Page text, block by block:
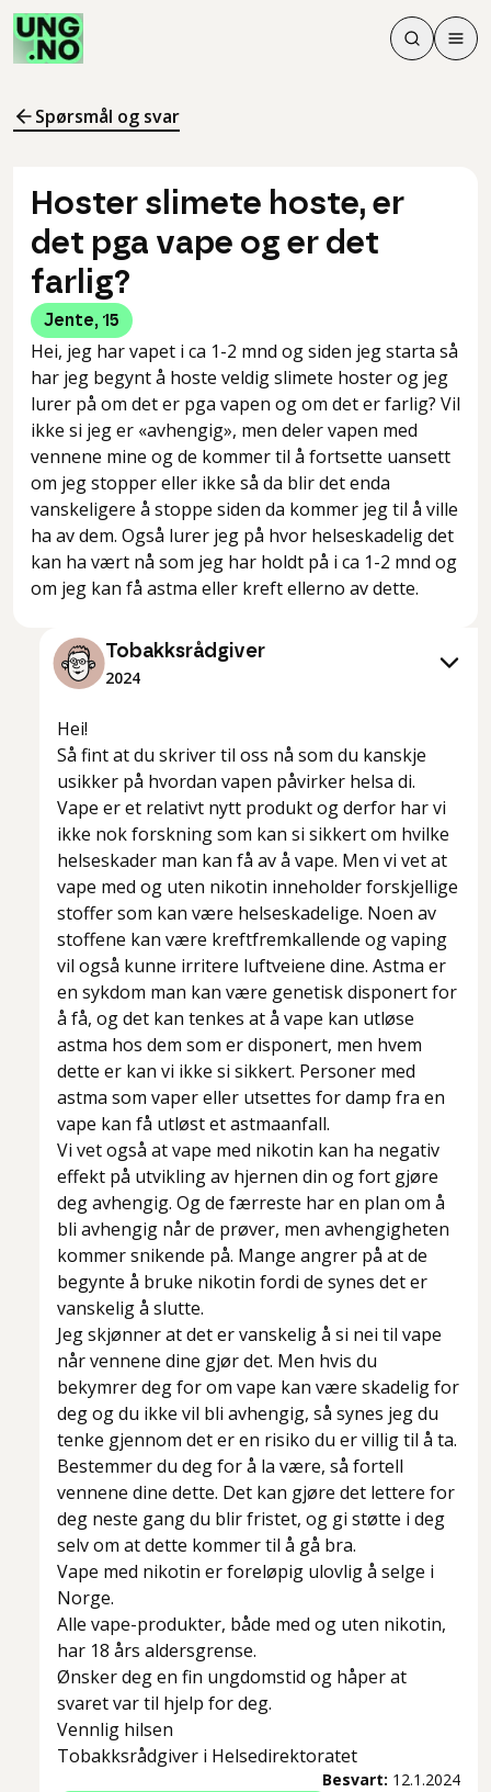
Søk
Søk
Meny
Spørsmål og svar
Hoster slimete hoste, er
det pga vape og er det
farlig?
Jente, 15
Hei, jeg har vapet i ca 1-2 mnd og siden jeg starta så
har jeg begynt å hoste veldig slimete hoster og jeg
lurer på om det er pga vapen og om det er farlig? Vil
ikke si jeg er «avhengig», men deler vapen med
vennene mine og de kommer til å fortsette uansett
om jeg stopper eller ikke så da blir det enda
vanskeligere å stoppe siden da kommer jeg til å ville
ha av dem. Også lurer jeg på hvor helseskadelig det
kan ha vært nå som jeg har holdt på i ca 1-2 mnd og
om jeg kan få astma eller kreft ellerno av dette.
Tobakksrådgiver
2024
Hei!
Så fint at du skriver til oss nå som du kanskje
usikker på hvordan vapen påvirker helsa di.
Vape er et relativt nytt produkt og derfor har vi
ikke nok forskning som kan si sikkert om hvilke
helseskader man kan få av å vape. Men vi vet at
vape med og uten nikotin inneholder forskjellige
stoffer som kan være helseskadelige. Noen av
stoffene kan være kreftfremkallende og vaping
vil også kunne irritere luftveiene dine. Astma er
en sykdom man kan være genetisk disponert for
å få, og det kan tenkes at å vape kan utløse
astma hos dem som er disponert, men hvem
dette er kan vi ikke si sikkert. Personer med
astma som vaper eller utsettes for damp fra en
vape kan få utløst et astmaanfall.
Vi vet også at vape med nikotin kan ha negativ
effekt på utvikling av hjernen din og fort gjøre
deg avhengig. Og de færreste har en plan om å
bli avhengig når de prøver, men avhengigheten
kommer snikende på. Mange angrer på at de
begynte å bruke nikotin fordi de synes det er
vanskelig å slutte.
Jeg skjønner at det er vanskelig å si nei til vape
når vennene dine gjør det. Men hvis du
bekymrer deg for om vape kan være skadelig for
deg og du ikke vil bli avhengig, så synes jeg du
tenke gjennom det er en risiko du er villig til å ta.
Bestemmer du deg for å la være, så fortell
vennene dine dette. Det kan gjøre det lettere for
deg neste gang du blir fristet, og gi støtte i deg
selv om at dette kommer til å gå bra.
Vape med nikotin er foreløpig ulovlig å selge i
Norge.
Alle vape-produkter, både med og uten nikotin,
har 18 års aldersgrense.
Ønsker deg en fin ungdomstid og håper at
svaret var til hjelp for deg.
Vennlig hilsen
Tobakksrådgiver i Helsedirektoratet
Besvart: 12.1.2024